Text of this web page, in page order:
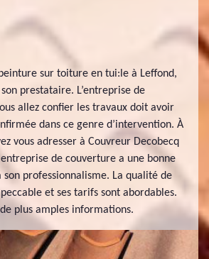
sur toiture en tui:le à Leffond,
prestataire. L’entreprise de
allez confier les travaux doit avoir
dans ce genre d’intervention. À
vous adresser à Couvreur Decobecq
de couverture a une bonne
professionnalisme. La qualité de
et ses tarifs sont abordables.
plus amples informations.